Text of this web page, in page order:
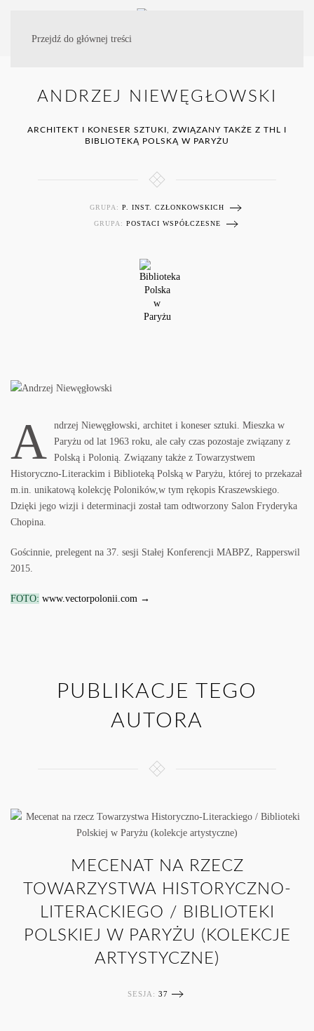
Przejdź do głównej treści
ANDRZEJ NIEWĘGŁOWSKI
ARCHITEKT I KONESER SZTUKI, ZWIĄZANY TAKŻE Z THL I
BIBLIOTEKĄ POLSKĄ W PARYŻU
GRUPA: P. INST. CZŁONKOWSKICH
GRUPA: POSTACI WSPÓŁCZESNE
A
ndrzej Niewęgłowski, architet i koneser sztuki. Mieszka w
Paryżu od lat 1963 roku, ale cały czas pozostaje związany z
Polską i Polonią. Związany także z Towarzystwem
Historyczno-Literackim i Biblioteką Polską w Paryżu, której to przekazał
m.in. unikatową kolekcję Poloników,w tym rękopis Kraszewskiego.
Dzięki jego wizji i determinacji został tam odtworzony Salon Fryderyka
Chopina.
Gościnnie, prelegent na 37. sesji Stałej Konferencji MABPZ, Rapperswil
2015.
FOTO: www.vectorpolonii.com →
PUBLIKACJE TEGO
AUTORA
MECENAT NA RZECZ
TOWARZYSTWA HISTORYCZNO-
LITERACKIEGO / BIBLIOTEKI
POLSKIEJ W PARYŻU (KOLEKCJE
ARTYSTYCZNE)
SESJA: 37